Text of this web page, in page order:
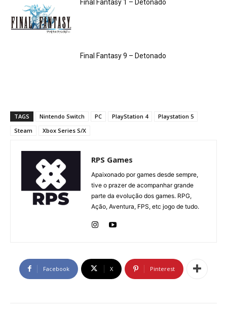
Final Fantasy 1 – Detonado
Final Fantasy 9 – Detonado
TAGS Nintendo Switch PC PlayStation 4
Playstation 5
Steam
Xbox Series S/X
RPS Games
Apaixonado por games desde sempre,
tive o prazer de acompanhar grande
parte da evolução dos games. RPG,
Ação, Aventura, FPS, etc jogo de tudo.
Facebook X Pinterest